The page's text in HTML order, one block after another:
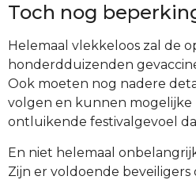
Toch nog
Helemaal vlekkeloos zal de
honderdduizenden
Ook moeten nog nadere
volgen en kunnen
ontluikende festivalgevoel
En niet helemaal
Zijn er voldoende